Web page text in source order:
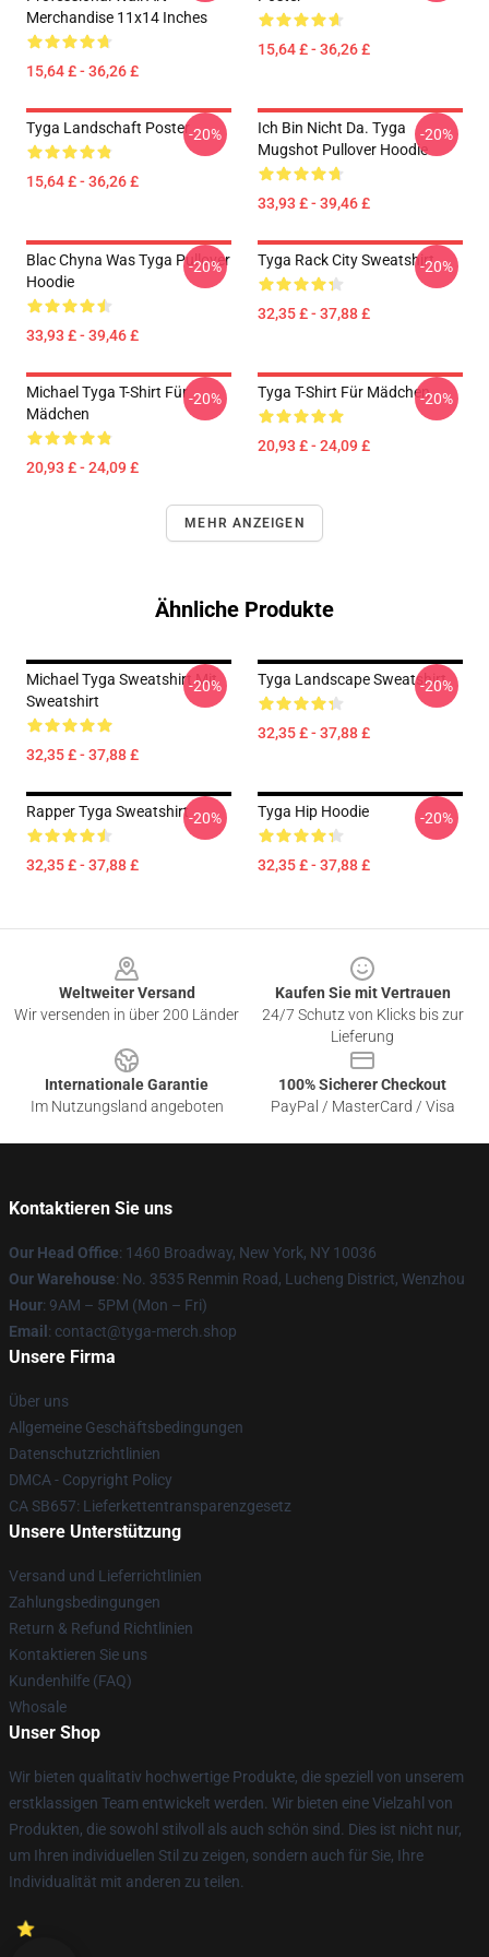
Merchandise 11x14 Inches
15,64 £ - 36,26 £
15,64 £ - 36,26 £
Tyga Landschaft Poster
15,64 £ - 36,26 £
-20%
Ich Bin Nicht Da. Tyga
Mugshot Pullover Hoodie
33,93 £ - 39,46 £
-20%
Blac Chyna Was Tyga Pullover
Hoodie
33,93 £ - 39,46 £
-20% Tyga Rack City Sweatshirt
32,35 £ - 37,88 £
-20%
Michael Tyga T-Shirt Für
Mädchen
20,93 £ - 24,09 £
-20% Tyga T-Shirt Für Mädchen
20,93 £ - 24,09 £
-20%
MEHR ANZEIGEN
Ähnliche Produkte
Michael Tyga Sweatshirt Mit
Sweatshirt
32,35 £ - 37,88 £
-20% Tyga Landscape Sweatshirt
32,35 £ - 37,88 £
-20%
Rapper Tyga Sweatshirt
32,35 £ - 37,88 £
-20% Tyga Hip Hoodie
32,35 £ - 37,88 £
-20%
Weltweiter Versand
Wir versenden in über 200 Länder
Kaufen Sie mit Vertrauen
24/7 Schutz von Klicks bis zur
Lieferung
Internationale Garantie
Im Nutzungsland angeboten
100% Sicherer Checkout
PayPal / MasterCard / Visa
Kontaktieren Sie uns
Our Head Office: 1460 Broadway, New York, NY 10036
Our Warehouse: No. 3535 Renmin Road, Lucheng District, Wenzhou
Hour: 9AM – 5PM (Mon – Fri)
Email : contact@tyga-merch.shop
Unsere Firma
Über uns
Allgemeine Geschäftsbedingungen
Datenschutzrichtlinien
DMCA - Copyright Policy
CA SB657: Lieferkettentransparenzgesetz
Unsere Unterstützung
Versand und Lieferrichtlinien
Zahlungsbedingungen
Return & Refund Richtlinien
Kontaktieren Sie uns
Kundenhilfe (FAQ)
Whosale
Unser Shop
Wir bieten qualitativ hochwertige Produkte, die speziell von unserem
erstklassigen Team entwickelt werden. Wir bieten eine Vielzahl von
Produkten, die sowohl stilvoll als auch schön sind. Dies ist nicht nur,
um Ihren individuellen Stil zu zeigen, sondern auch für Sie, Ihre
Individualität mit anderen zu teilen.